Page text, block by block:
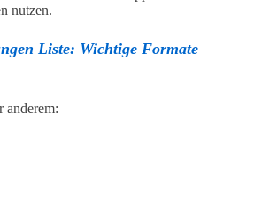
nutzen.
Liste: Wichtige Formate
anderem: